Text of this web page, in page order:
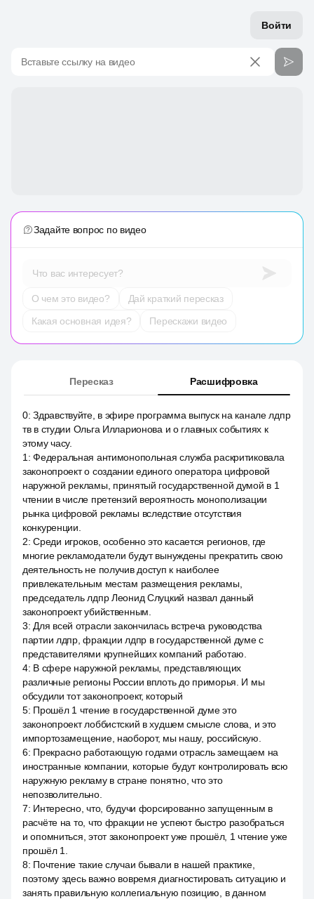
Войти
Вставьте ссылку на видео
Задайте вопрос по видео
Что вас интересует?
О чем это видео?
Дай краткий пересказ
Какая основная идея?
Перескажи видео
Пересказ Расшифровка
0:Здравствуйте, в эфире программа выпуск на канале лдпр
тв в студии Ольга Илларионова и о главных событиях к
этому часу.
1 :Федеральная антимонопольная служба раскритиковала
законопроект о создании единого оператора цифровой
наружной рекламы, принятый государственной думой в 1
чтении в числе претензий вероятность монополизации
рынка цифровой рекламы вследствие отсутствия
конкуренции.
2:Среди игроков, особенно это касается регионов, где
многие рекламодатели будут вынуждены прекратить свою
деятельность не получив доступ к наиболее
привлекательным местам размещения рекламы,
председатель лдпр Леонид Слуцкий назвал данный
законопроект убийственным.
3: Для всей отрасли закончилась встреча руководства
партии лдпр, фракции лдпр в государственной думе с
представителями крупнейших компаний работаю.
4: В сфере наружной рекламы, представляющих
различные регионы России вплоть до приморья. И мы
обсудили тот законопроект, который
5: Прошёл 1 чтение в государственной думе это
законопроект лоббистский в худшем смысле слова, и это
импортозамещение, наоборот, мы нашу, российскую.
6: Прекрасно работающую годами отрасль замещаем на
иностранные компании, которые будут контролировать всю
наружную рекламу в стране понятно, что это
непозволительно.
7: Интересно, что, будучи форсированно запущенным в
расчёте на то, что фракции не успеют быстро разобраться
и опомниться, этот законопроект уже прошёл, 1 чтение уже
прошёл 1.
8: Почтение такие случаи бывали в нашей практике,
поэтому здесь важно вовремя диагностировать ситуацию и
занять правильную коллегиальную позицию, в данном